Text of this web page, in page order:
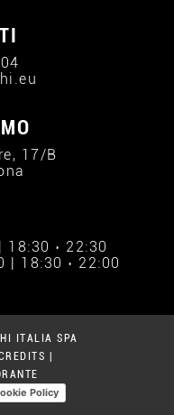
17/B
18:30 › 22:30
| 18:30 › 22:00
ITALIA SPA
Policy